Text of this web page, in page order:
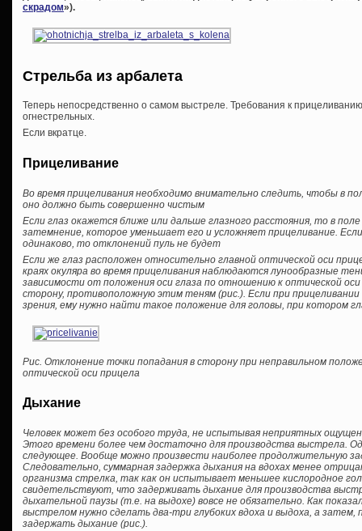
скрадом»).
Стрельба из арбалета
Теперь непосредственно о самом выстреле. Требования к
огнестрельных.
Если вкратце.
Прицеливание
Во время прицеливания необходимо внимательно следить, чтобы в
оно должно быть совершенно чистым
Если глаз окажется ближе или дальше глазного расстояния, то в поле
затемнение, которое уменьшает его и усложняет прицеливание.
одинаково, то отклонений пуль не будет
Если же глаз расположен относительно главной оптической оси
краях окуляра во время прицеливания наблюдаются лунообразные
зависимости от положения оси глаза по отношению к оптической
сторону, противоположную этим теням (рис.). Если при
зрения, ему нужно найти такое положение для головы, при котором
Рис. Отклонение точки попадания в сторону при неправильном
оптической оси прицела
Дыхание
Человек может без особого труда, не испытывая неприятных
Этого времени более чем достаточно для производства выстрела.
следующее. Вообще можно произвести наиболее продолжительную
Следовательно, суммарная задержка дыхания на вдохах менее
организма стрелка, так как он испытывает меньшее кислородное
свидетельствуют, что задерживать дыхание для производства
дыхательной паузы (т.е. на выдохе) вовсе не обязательно. Как
выстрелом нужно сделать два-три глубоких вдоха и выдоха, а затем,
задержать дыхание (рис.).